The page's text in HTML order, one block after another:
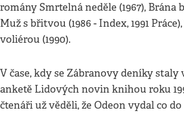
romány Smrtelná neděle (1967), Brána
Muž s břitvou (1986 - Index, 1991
voliérou (1990).
V čase, kdy se Zábranovy deníky staly
anketě Lidových novin knihou roku
čtenáři už věděli, že Odeon vydal co